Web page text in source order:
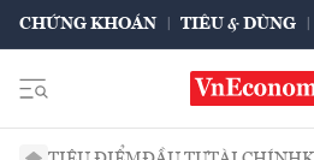
CHỨNG KHOÁN TIÊU & DÙNG